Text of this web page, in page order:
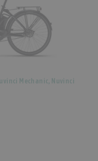
Mechanic, Nuvinci